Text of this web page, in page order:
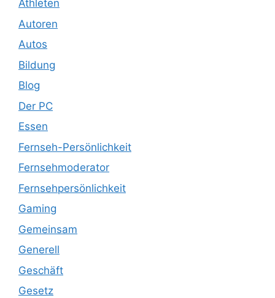
Athleten
Autoren
Autos
Bildung
Blog
Der PC
Essen
Fernseh-Persönlichkeit
Fernsehmoderator
Fernsehpersönlichkeit
Gaming
Gemeinsam
Generell
Geschäft
Gesetz